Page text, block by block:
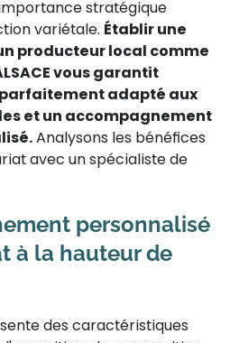
stratégique
variétale. Établir une
producteur local comme
vous garantit
adapté aux
et un accompagnement
Analysons les bénéfices
avec un spécialiste de
personnalisé
à la hauteur de
des caractéristiques